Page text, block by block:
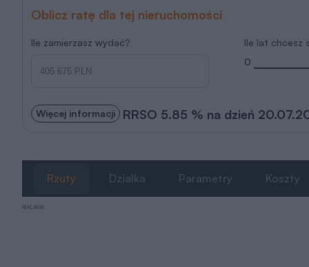
Oblicz ratę dla tej nieruchomości
Ile zamierzasz wydać?
Ile lat chcesz
0
Więcej informacji RRSO 5.85 % na dzień
Rzuty Działka Parametry Koszty
REKLAMA